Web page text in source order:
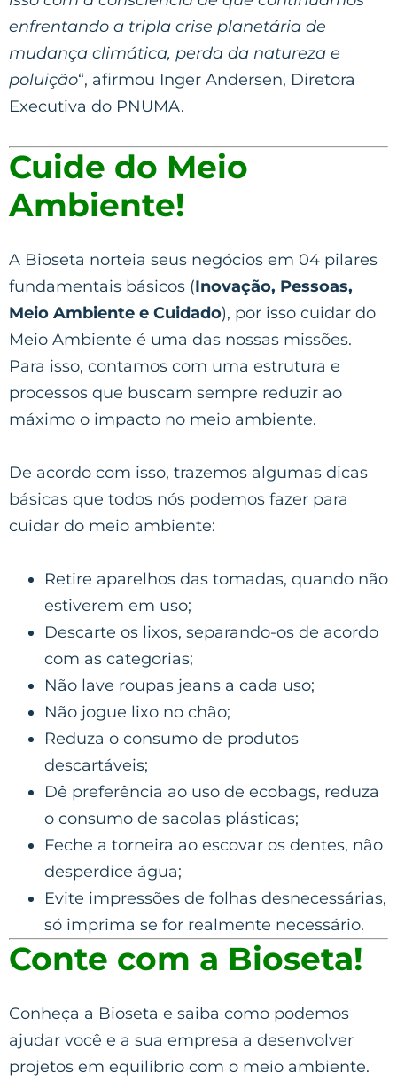
enfrentando a tripla crise planetária de
mudança climática, perda da natureza e
poluição“, afirmou Inger Andersen, Diretora
Executiva do PNUMA.
Cuide do Meio
Ambiente!
A Bioseta norteia seus negócios em 04 pilares
fundamentais básicos (Inovação, Pessoas,
Meio Ambiente e Cuidado), por isso cuidar do
Meio Ambiente é uma das nossas missões.
Para isso, contamos com uma estrutura e
processos que buscam sempre reduzir ao
máximo o impacto no meio ambiente.
De acordo com isso, trazemos algumas dicas
básicas que todos nós podemos fazer para
cuidar do meio ambiente:
Retire aparelhos das tomadas, quando não
estiverem em uso;
Descarte os lixos, separando-os de acordo
com as categorias;
Não lave roupas jeans a cada uso;
Não jogue lixo no chão;
Reduza o consumo de produtos
descartáveis;
Dê preferência ao uso de ecobags, reduza
o consumo de sacolas plásticas;
Feche a torneira ao escovar os dentes, não
desperdice água;
Evite impressões de folhas desnecessárias,
só imprima se for realmente necessário.
Conte com a Bioseta!
Conheça a Bioseta e saiba como podemos
ajudar você e a sua empresa a desenvolver
projetos em equilíbrio com o meio ambiente.